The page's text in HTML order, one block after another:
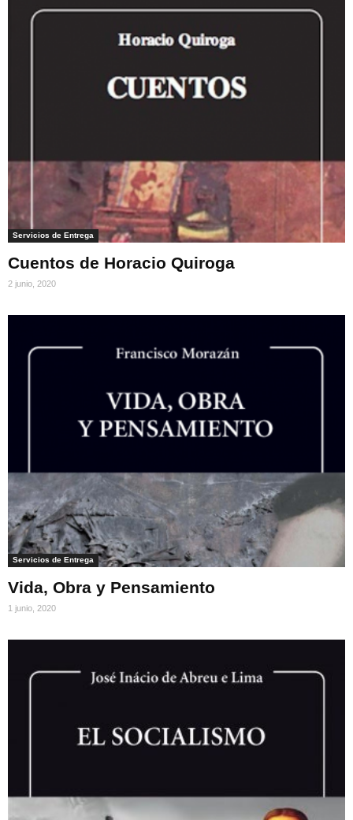
Servicios de Entrega
Cuentos de Horacio Quiroga
2 junio, 2020
Servicios de Entrega
Vida, Obra y Pensamiento
1 junio, 2020